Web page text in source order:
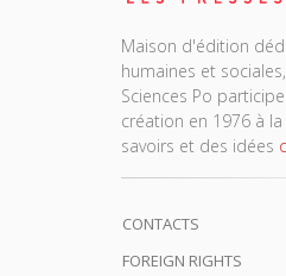
Maison d'édition
humaines et
Sciences Po
création en 1976 à
savoirs et des idées
CONTACTS
FOREIGN RIGHTS